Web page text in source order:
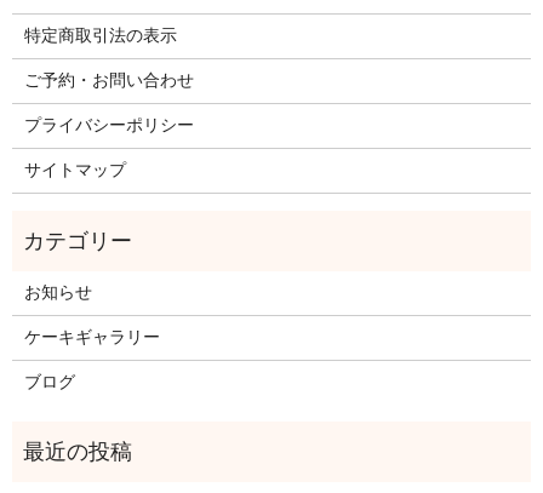
特定商取引法の表示
ご予約・お問い合わせ
プライバシーポリシー
サイトマップ
お知らせ
ケーキギャラリー
ブログ